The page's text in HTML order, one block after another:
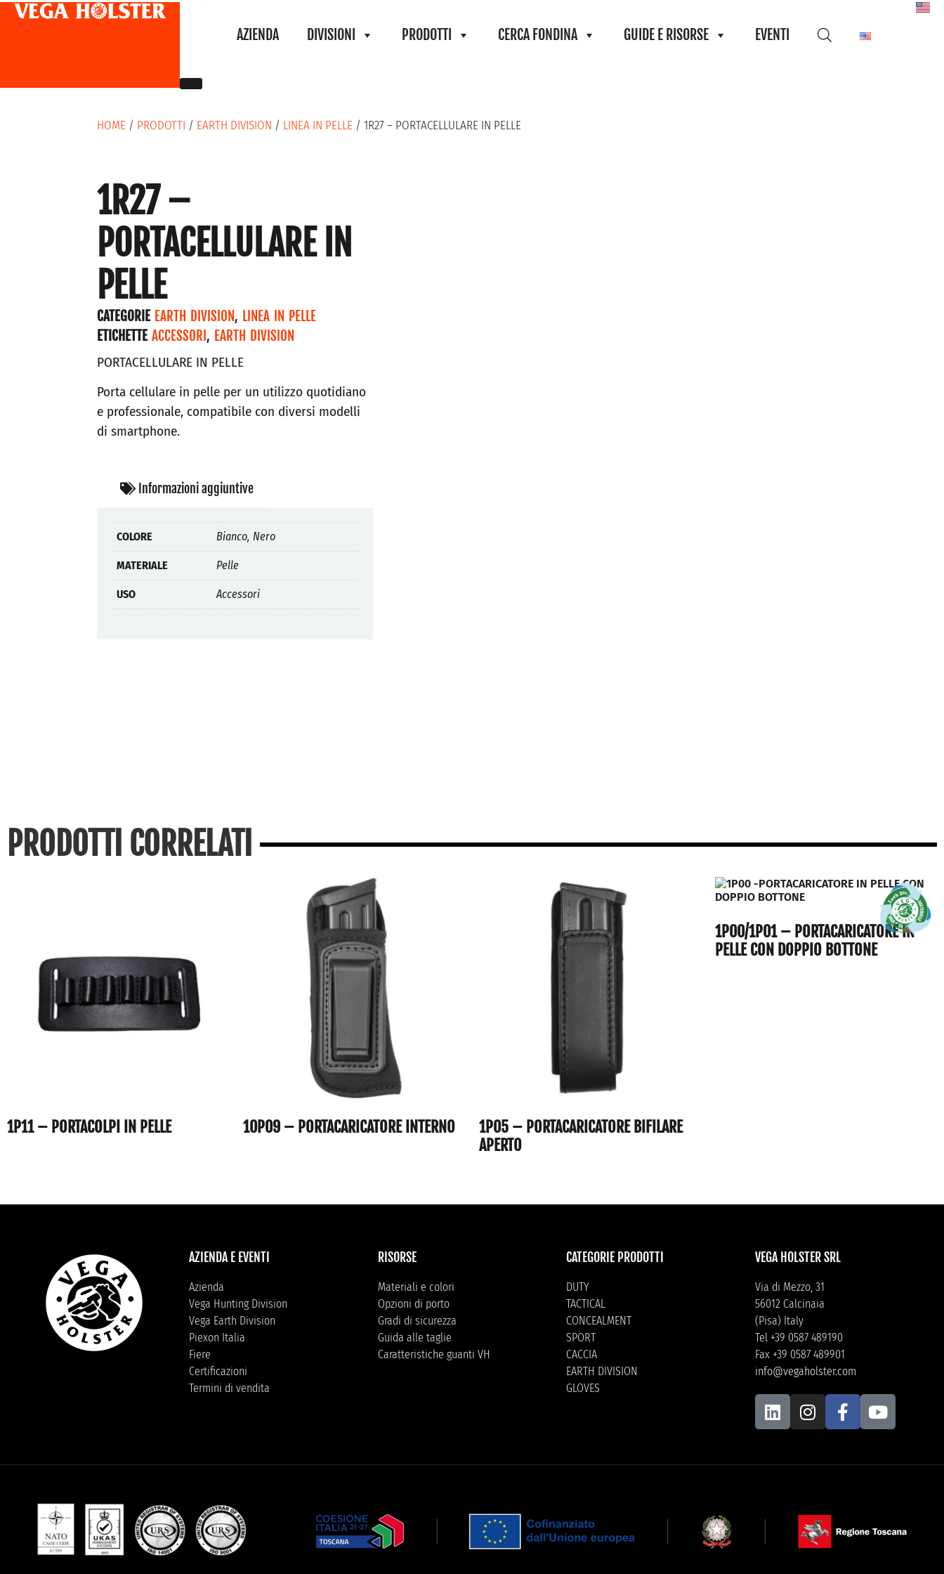
AZIENDA DIVISIONI PRODOTTI CERCA FONDINA GUIDE E RISORSE EVENTI
HOME / PRODOTTI / EARTH DIVISION / LINEA IN PELLE / 1R27 – PORTACELLULARE IN PELLE
1R27 –
PORTACELLULARE IN
PELLE
CATEGORIE EARTH DIVISION, LINEA IN PELLE
ETICHETTE ACCESSORI , EARTH DIVISION
PORTACELLULARE IN PELLE
Porta cellulare in pelle per un utilizzo quotidiano
e professionale, compatibile con diversi modelli
di smartphone.
Informazioni aggiuntive
COLORE Bianco, Nero
MATERIALE Pelle
USO Accessori
PRODOTTI CORRELATI
1P11 – PORTACOLPI IN PELLE 10P09 – PORTACARICATORE INTERNO
1P05 – PORTACARICATORE BIFILARE
APERTO
1P00/1P01 – PORTACARICATORE IN
PELLE CON DOPPIO BOTTONE
AZIENDA E EVENTI
Azienda
Vega Hunting Division
Vega Earth Division
Piexon Italia
Fiere
Certificazioni
Termini di vendita
RISORSE
Materiali e colori
Opzioni di porto
Gradi di sicurezza
Guida alle taglie
Caratteristiche guanti VH
CATEGORIE PRODOTTI
DUTY
TACTICAL
CONCEALMENT
SPORT
CACCIA
EARTH DIVISION
GLOVES
VEGA HOLSTER SRL
Via di Mezzo, 31
56012 Calcinaia
(Pisa) Italy
Tel +39 0587 489190
Fax +39 0587 489901
info@vegaholster.com